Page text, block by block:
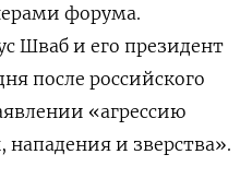
форума.
Шваб и его президент
после российского
«агрессию
и зверства».